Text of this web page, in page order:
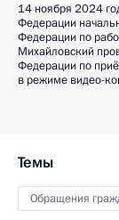
14 ноября 2024
Федерации
Федерации по
Михайловский
Федерации по
в режиме видео-
Темы
Обращения